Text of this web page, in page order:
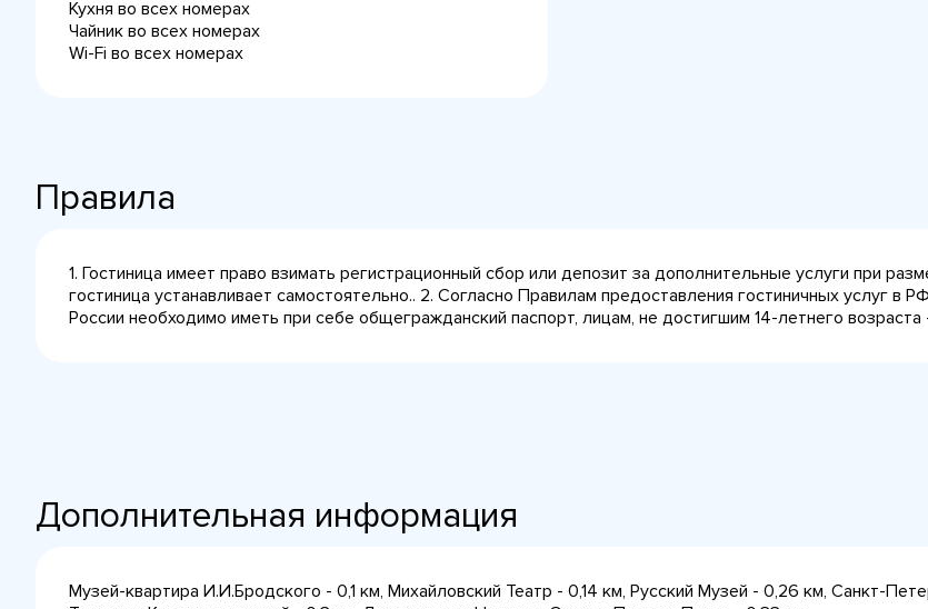
Кухня во всех номерах
Чайник во всех номерах
Wi-Fi во всех номерах
Правила
1. Гостиница имеет право взимать регистрационный сбор или депозит за дополнительные услуги при
гостиница устанавливает самостоятельно.. 2. Согласно Правилам предоставления гостиничных услуг
России необходимо иметь при себе общегражданский паспорт, лицам, не достигшим 14-летнего
Дополнительная информация
Музей-квартира И.И.Бродского - 0,1 км, Михайловский Театр - 0,14 км, Русский Музей - 0,26 км, Санкт-